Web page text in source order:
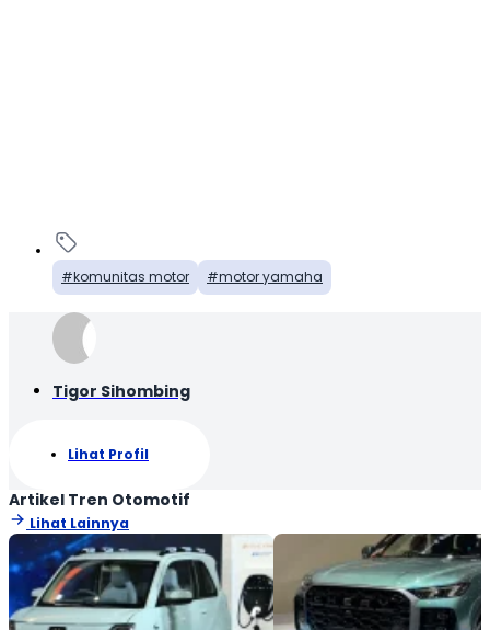
komunitas motor motor yamaha
Tigor Sihombing
Lihat Profil
Artikel Tren Otomotif
Lihat Lainnya